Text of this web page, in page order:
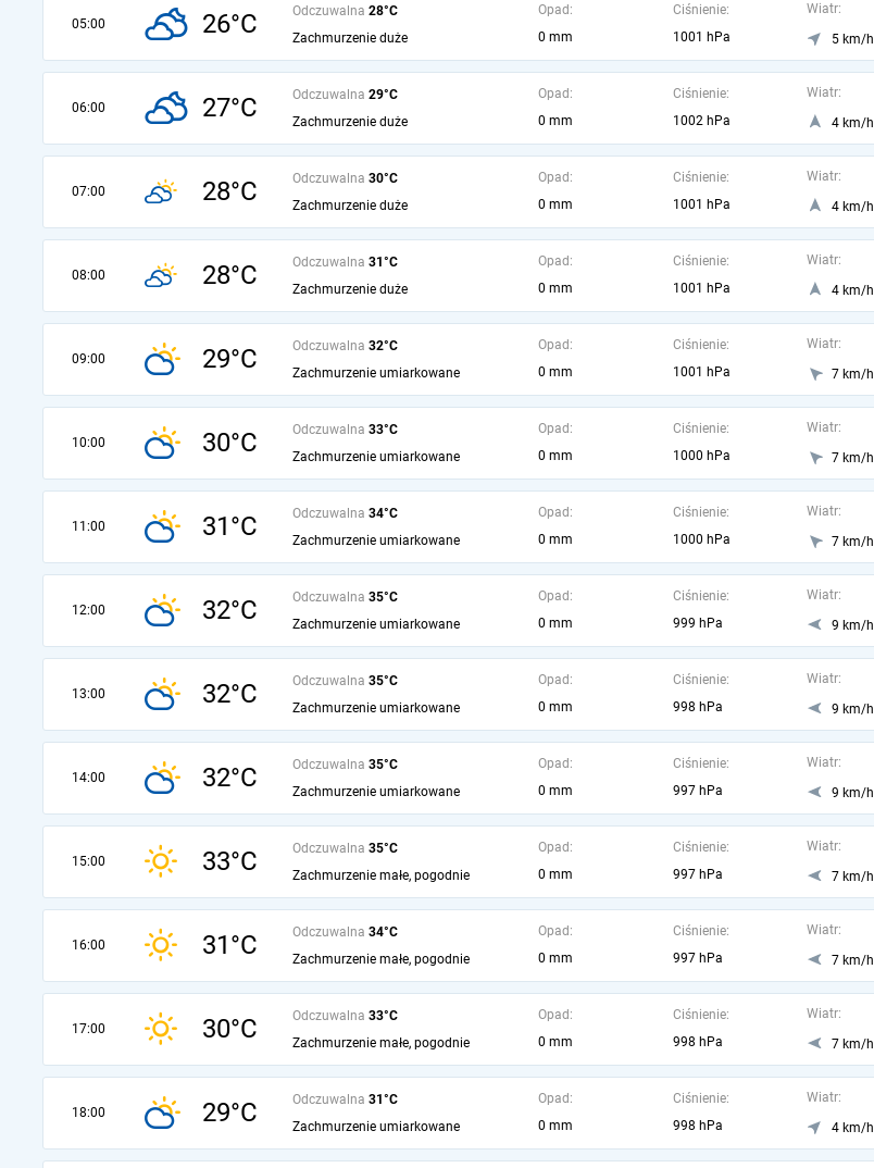
05:00 26°C Odczuwalna 28°C
Zachmurzenie duże
Opad:
0 mm
Ciśnienie:
1001 hPa
Wiatr:
5 km/h
06:00 27°C Odczuwalna 29°C
Zachmurzenie duże
Opad:
0 mm
Ciśnienie:
1002 hPa
Wiatr:
4 km/h
07:00 28°C Odczuwalna 30°C
Zachmurzenie duże
Opad:
0 mm
Ciśnienie:
1001 hPa
Wiatr:
4 km/h
08:00 28°C Odczuwalna 31°C
Zachmurzenie duże
Opad:
0 mm
Ciśnienie:
1001 hPa
Wiatr:
4 km/h
09:00 29°C Odczuwalna 32°C
Zachmurzenie umiarkowane
Opad:
0 mm
Ciśnienie:
1001 hPa
Wiatr:
7 km/h
10:00 30°C Odczuwalna 33°C
Zachmurzenie umiarkowane
Opad:
0 mm
Ciśnienie:
1000 hPa
Wiatr:
7 km/h
11:00 31°C Odczuwalna 34°C
Zachmurzenie umiarkowane
Opad:
0 mm
Ciśnienie:
1000 hPa
Wiatr:
7 km/h
12:00 32°C Odczuwalna 35°C
Zachmurzenie umiarkowane
Opad:
0 mm
Ciśnienie:
999 hPa
Wiatr:
9 km/h
13:00 32°C Odczuwalna 35°C
Zachmurzenie umiarkowane
Opad:
0 mm
Ciśnienie:
998 hPa
Wiatr:
9 km/h
14:00 32°C Odczuwalna 35°C
Zachmurzenie umiarkowane
Opad:
0 mm
Ciśnienie:
997 hPa
Wiatr:
9 km/h
15:00 33°C Odczuwalna 35°C
Zachmurzenie małe, pogodnie
Opad:
0 mm
Ciśnienie:
997 hPa
Wiatr:
7 km/h
16:00 31°C Odczuwalna 34°C
Zachmurzenie małe, pogodnie
Opad:
0 mm
Ciśnienie:
997 hPa
Wiatr:
7 km/h
17:00 30°C Odczuwalna 33°C
Zachmurzenie małe, pogodnie
Opad:
0 mm
Ciśnienie:
998 hPa
Wiatr:
7 km/h
18:00 29°C Odczuwalna 31°C
Zachmurzenie umiarkowane
Opad:
0 mm
Ciśnienie:
998 hPa
Wiatr:
4 km/h